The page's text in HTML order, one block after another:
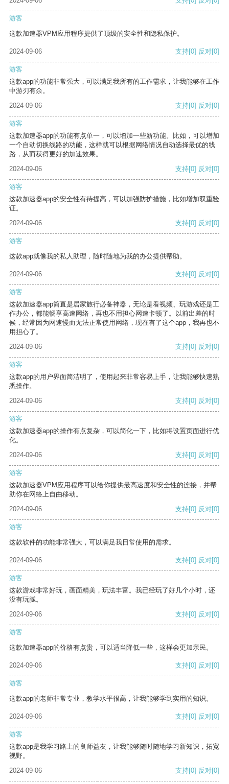
游客
这款加速器VPM应用程序提供了顶级的安全性和隐私保护。
2024-09-06 支持[0] 反对[0]
游客
这款app的功能非常强大，可以满足我所有的工作需求，让我能够在工作
中游刃有余。
2024-09-06
支持[0] 反对[0]
游客
这款加速器app的功能有点单一，可以增加一些新功能。比如，可以增加
一个自动切换线路的功能，这样就可以根据网络情况自动选择最优的线
路，从而获得更好的加速效果。
2024-09-06
支持[0] 反对[0]
游客
这款加速器app的安全性有待提高，可以加强防护措施，比如增加双重验
证。
2024-09-06
支持[0] 反对[0]
游客
这款app就像我的私人助理，随时随地为我的办公提供帮助。
2024-09-06 支持[0] 反对[0]
游客
这款加速器app简直是居家旅行必备神器，无论是看视频、玩游戏还是工
作办公，都能畅享高速网络，再也不用担心网速卡顿了。以前出差的时
候，经常因为网速慢而无法正常使用网络，现在有了这个app，我再也不
用担心了。
2024-09-06
支持[0] 反对[0]
游客
这款app的用户界面简洁明了，使用起来非常容易上手，让我能够快速熟
悉操作。
2024-09-06
支持[0] 反对[0]
游客
这款加速器app的操作有点复杂，可以简化一下，比如将设置页面进行优
化。
2024-09-06
支持[0] 反对[0]
游客
这款加速器VPM应用程序可以给你提供最高速度和安全性的连接，并帮
助你在网络上自由移动。
2024-09-06
支持[0] 反对[0]
游客
这款软件的功能非常强大，可以满足我日常使用的需求。
2024-09-06 支持[0] 反对[0]
游客
这款游戏非常好玩，画面精美，玩法丰富。我已经玩了好几个小时，还
没有玩腻。
2024-09-06
支持[0] 反对[0]
游客
这款加速器app的价格有点贵，可以适当降低一些，这样会更加亲民。
2024-09-06 支持[0] 反对[0]
游客
这款app的老师非常专业，教学水平很高，让我能够学到实用的知识。
2024-09-06 支持[0] 反对[0]
游客
这款app是我学习路上的良师益友，让我能够随时随地学习新知识，拓宽
视野。
2024-09-06
支持[0] 反对[0]